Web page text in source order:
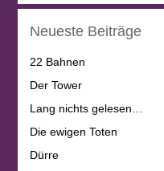
Neueste Beiträge
22 Bahnen
Der Tower
Lang nichts gelesen…
Die ewigen Toten
Dürre